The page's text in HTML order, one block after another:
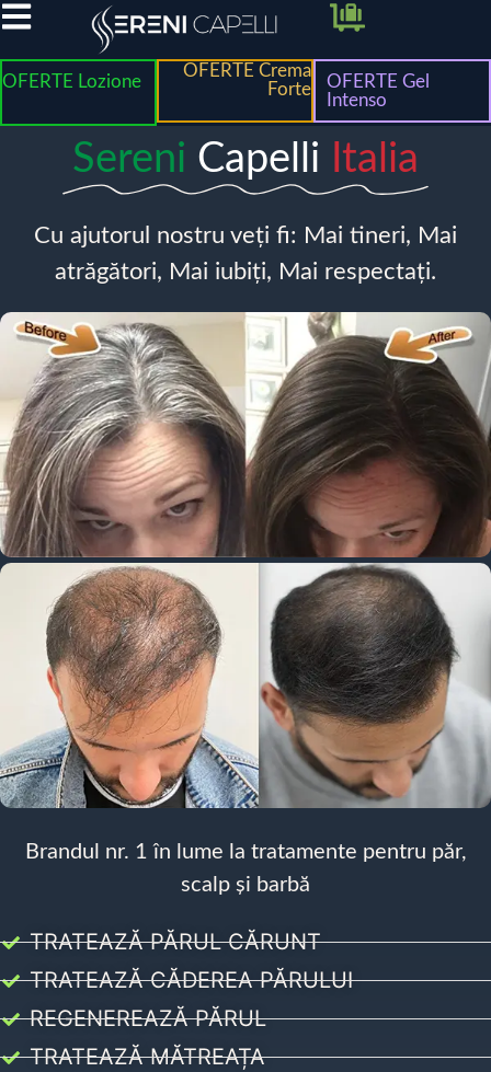
OFERTE Lozione
OFERTE Crema
Forte
OFERTE Gel
Intenso
Sereni Capelli Italia
Cu ajutorul nostru veți fi: Mai tineri, Mai
atrăgători, Mai iubiți, Mai respectați.
Brandul nr. 1 în lume la tratamente pentru păr,
scalp și barbă
TRATEAZĂ PĂRUL CĂRUNT
TRATEAZĂ CĂDEREA PĂRULUI
REGENEREAZĂ PĂRUL
TRATEAZĂ MĂTREAȚA